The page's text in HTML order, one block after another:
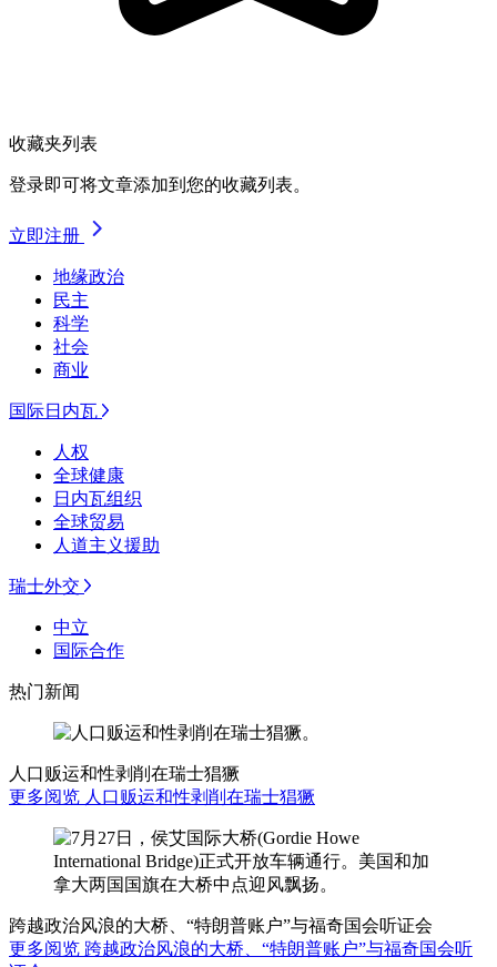
收藏夹列表
登录即可将文章添加到您的收藏列表。
立即注册
地缘政治
民主
科学
社会
商业
国际日内瓦
人权
全球健康
日内瓦组织
全球贸易
人道主义援助
瑞士外交
中立
国际合作
热门新闻
人口贩运和性剥削在瑞士猖獗
更多阅览 人口贩运和性剥削在瑞士猖獗
跨越政治风浪的大桥、“特朗普账户”与福奇国会听证会
更多阅览 跨越政治风浪的大桥、“特朗普账户”与福奇国会听